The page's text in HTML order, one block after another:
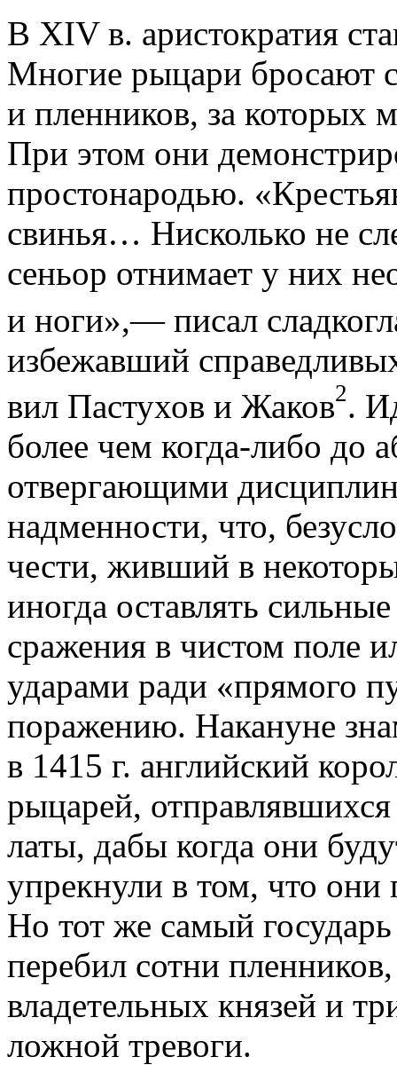
В XIV в. аристократия
Многие рыцари бросают
и пленников, за которых
При этом они
простонародью.
свинья… Нисколько не
сеньор отнимает у них
и ноги»,— писал
избежавший
вил Пастухов и Жаков2.
более чем когда-либо до
отвергающими
надменности, что,
чести, живший в
иногда оставлять
сражения в чистом поле
ударами ради «прямого
поражению. Накануне
в 1415 г. английский
рыцарей,
латы, дабы когда они
упрекнули в том, что они
Но тот же самый
перебил сотни
владетельных князей и
ложной тревоги.